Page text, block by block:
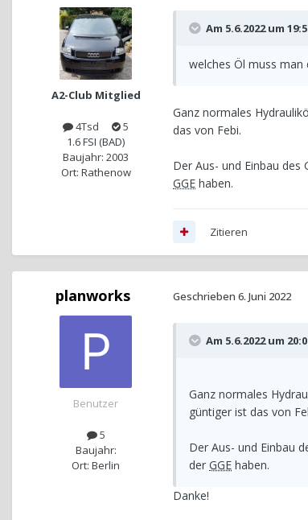
A2-Club Mitglied
4Tsd
5
1.6 FSI (BAD)
Baujahr: 2003
Ort: Rathenow
Am 5.6.2022 um
welches Öl muss man
Ganz normales
das von Febi.
Der Aus- und Einbau
GGE haben.
Zitieren
planworks
Benutzer
5
Baujahr:
Ort: Berlin
Geschrieben 6. Juni 2022
Am 5.6.2022 um
Ganz normales
güntiger ist das von
Der Aus- und Einbau
der GGE haben.
Danke!